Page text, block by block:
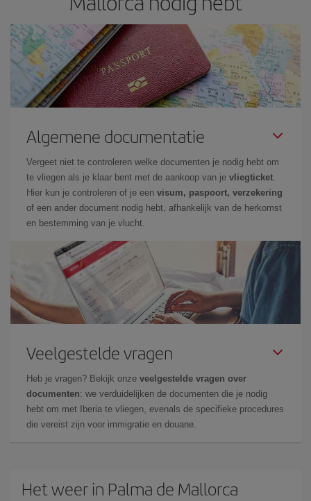
Algemene documentatie
Vergeet niet te controleren welke documenten je nodig hebt om
te vliegen als je klaar bent met de aankoop van je vliegticket
Hier kun je controleren of je een visum, paspoort, verzekering
of een ander document nodig hebt, afhankelijk van de herkomst
en bestemming van je vlucht.
Veelgestelde vragen
Heb je vragen? Bekijk onze veelgestelde vragen over
documenten: we verduidelijken de documenten die je nodig
hebt om met Iberia te vliegen, evenals de specifieke procedures
die vereist zijn voor immigratie en douane.
Het weer in Palma de Mallorca